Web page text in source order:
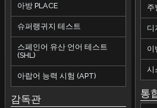
아방 PLACE
슈퍼랭귀지 테스트
스페인어 유산 언어 테스트
(SHL)
아랍어 능력 시험 (APT)
감독관
주
디
이
시
통